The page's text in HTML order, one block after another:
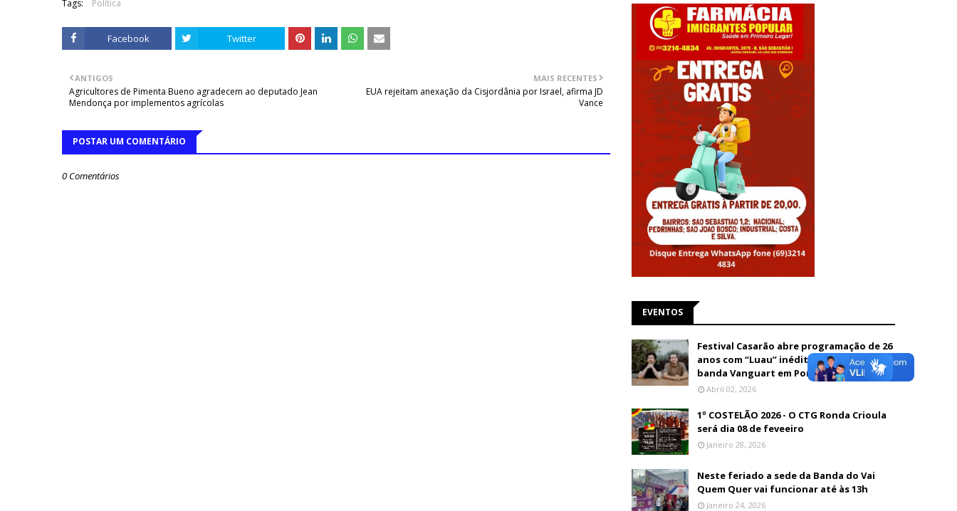
Tags: Política
Facebook Twitter
MAIS RECENTES
EUA rejeitam anexação da Cisjordânia por Israel, afirma JD
Vance
ANTIGOS
Agricultores de Pimenta Bueno agradecem ao deputado Jean
Mendonça por implementos agrícolas
POSTAR UM COMENTÁRIO
0 Comentários
EVENTOS
Festival Casarão abre programação de 26
anos com “Luau” inédito e show da
banda Vanguart em Porto Velho
Abril 02, 2026
1º COSTELÃO 2026 - O CTG Ronda Crioula
será dia 08 de feveeiro
Janeiro 28, 2026
Neste feriado a sede da Banda do Vai
Quem Quer vai funcionar até às 13h
Janeiro 24, 2026